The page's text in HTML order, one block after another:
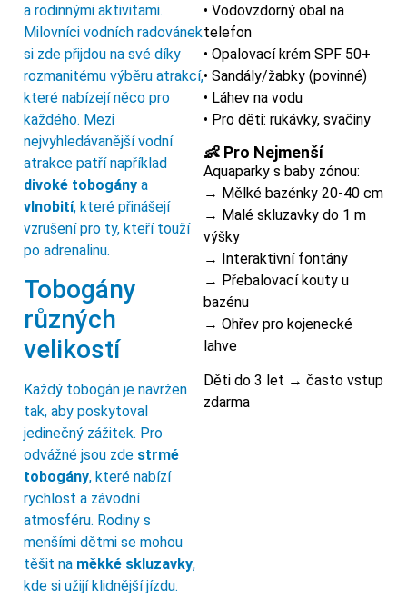
a rodinnými aktivitami.
Milovníci vodních radovánek
si zde přijdou na své díky
rozmanitému výběru atrakcí,
které nabízejí něco pro
každého. Mezi
nejvyhledávanější vodní
atrakce patří například
divoké tobogány a
vlnobití, které přinášejí
vzrušení pro ty, kteří touží
po adrenalinu.
Tobogány
různých
velikostí
Každý tobogán je navržen
tak, aby poskytoval
jedinečný zážitek. Pro
odvážné jsou zde strmé
tobogány, které nabízí
rychlost a závodní
atmosféru. Rodiny s
menšími dětmi se mohou
těšit na měkké skluzavky,
kde si užijí klidnější jízdu.
• Vodovzdorný obal na
telefon
• Opalovací krém SPF 50+
• Sandály/žabky (povinné)
• Láhev na vodu
• Pro děti: rukávky, svačiny
👶 Pro Nejmenší
Aquaparky s baby zónou:
→ Mělké bazénky 20-40 cm
→ Malé skluzavky do 1 m
výšky
→ Interaktivní fontány
→ Přebalovací kouty u
bazénu
→ Ohřev pro kojenecké
lahve
Děti do 3 let → často vstup
zdarma